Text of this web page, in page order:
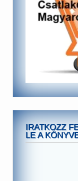
IRATKOZZ
LE A